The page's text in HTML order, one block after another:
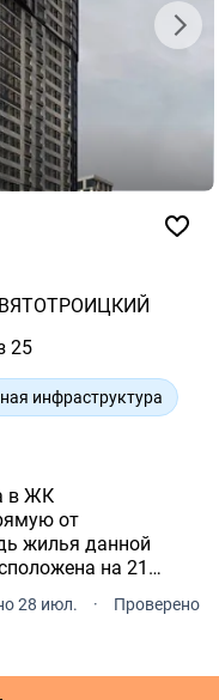
25
инфраструктура
в ЖК
от
рн Сосновский,
28 июл. ·
Проверено